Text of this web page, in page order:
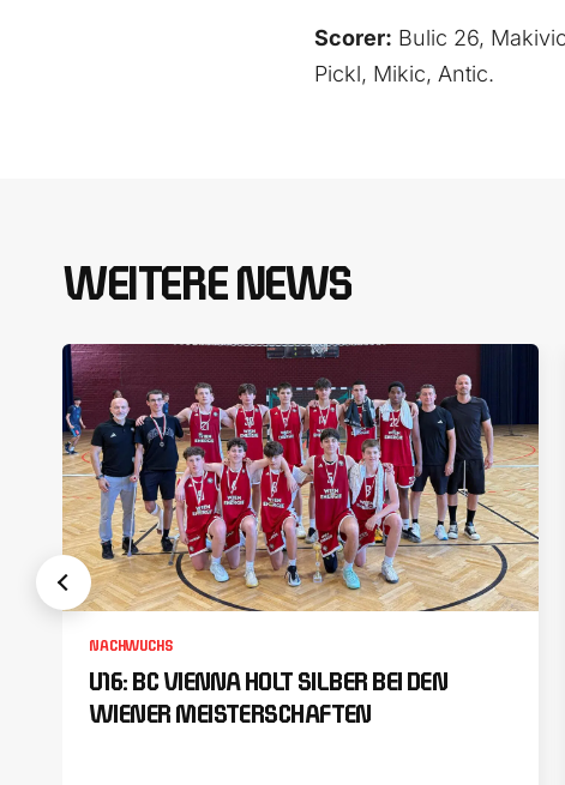
Scorer: Bulic 26,
Pickl, Mikic, Antic.
WEITERE NEWS
NACHWUCHS
U16: BC VIENNA HOLT SILBER BEI DEN
WIENER MEISTERSCHAFTEN